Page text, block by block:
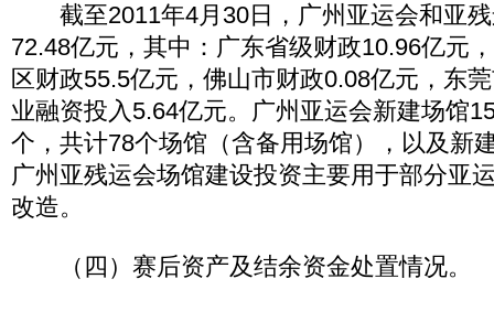
截至2011年4月30日，广州亚运会和亚残
72.48亿元，其中：广东省级财政10.96亿元
区财政55.5亿元，佛山市财政0.08亿元，东
业融资投入5.64亿元。广州亚运会新建场馆
个，共计78个场馆（含备用场馆），以及新
广州亚残运会场馆建设投资主要用于部分亚
改造。
（四）赛后资产及结余资金处置情况。